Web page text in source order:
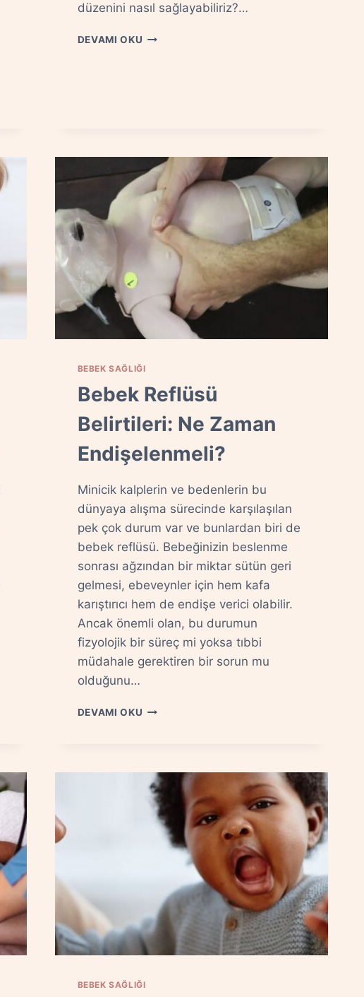
düzenini nasıl sağlayabiliriz?…
DEVAMI OKU BEBEKLERDE
BEBEK SAĞLIĞI
Bebek Reflüsü
Belirtileri: Ne Zaman
Endişelenmeli?
Minicik kalplerin ve bedenlerin bu
dünyaya alışma sürecinde karşılaşılan
pek çok durum var ve bunlardan biri de
bebek reflüsü. Bebeğinizin beslenme
sonrası ağzından bir miktar sütün geri
gelmesi, ebeveynler için hem kafa
karıştırıcı hem de endişe verici olabilir.
Ancak önemli olan, bu durumun
fizyolojik bir süreç mi yoksa tıbbi
müdahale gerektiren bir sorun mu
olduğunu…
DEVAMI OKU BEBEK
ENDIŞELENMELI?
BEBEK SAĞLIĞI